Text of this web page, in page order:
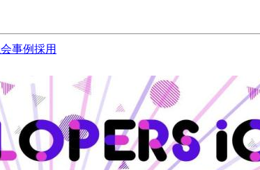
事例採用